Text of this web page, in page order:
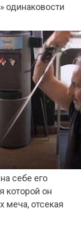
одинаковости
себе его
которой он
меча, отсекая